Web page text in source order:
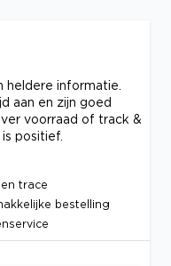
heldere informatie.
aan en zijn goed
voorraad of track &
positief.
trace
bestelling